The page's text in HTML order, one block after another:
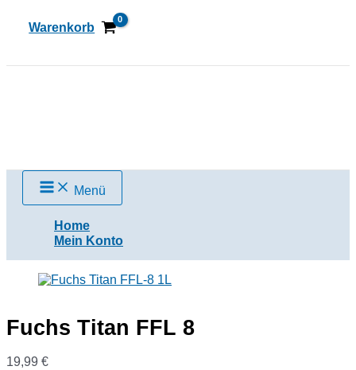
InhaltWarenkorb
Menü
Home
Mein Konto
Fuchs Titan FFL 8
19,99 €